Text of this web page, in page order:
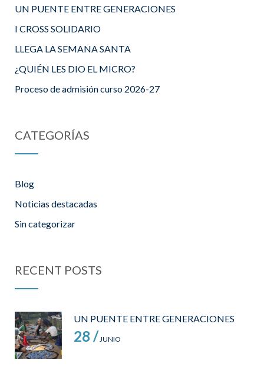
UN PUENTE ENTRE GENERACIONES
I CROSS SOLIDARIO
LLEGA LA SEMANA SANTA
¿QUIÉN LES DIO EL MICRO?
Proceso de admisión curso 2026-27
CATEGORÍAS
Blog
Noticias destacadas
Sin categorizar
RECENT POSTS
UN PUENTE ENTRE GENERACIONES
28 /JUNIO